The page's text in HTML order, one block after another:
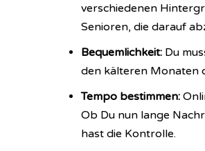
verschiedenen
Senioren, die darauf
Bequemlichkeit: Du
den kälteren Monaten
Tempo bestimmen:
Ob Du nun lange
hast die Kontrolle.